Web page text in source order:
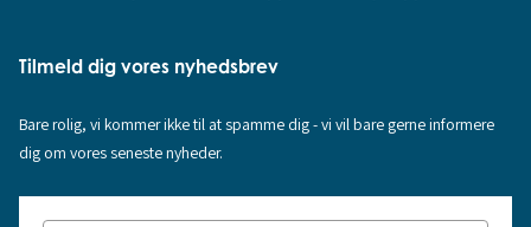
Tilmeld dig vores nyhedsbrev
Bare rolig, vi kommer ikke til at spamme dig - vi vil bare gerne informere
dig om vores seneste nyheder.